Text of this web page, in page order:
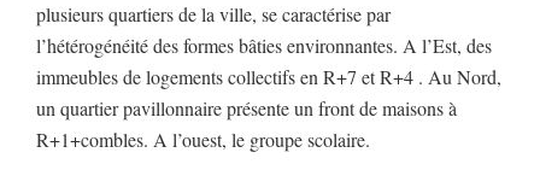
plusieurs quartiers de la ville, se caractérise par
l’hétérogénéité des formes bâties environnantes. A l’Est, des
immeubles de logements collectifs en R+7 et R+4 . Au Nord,
un quartier pavillonnaire présente un front de maisons à
R+1+combles. A l’ouest, le groupe scolaire.